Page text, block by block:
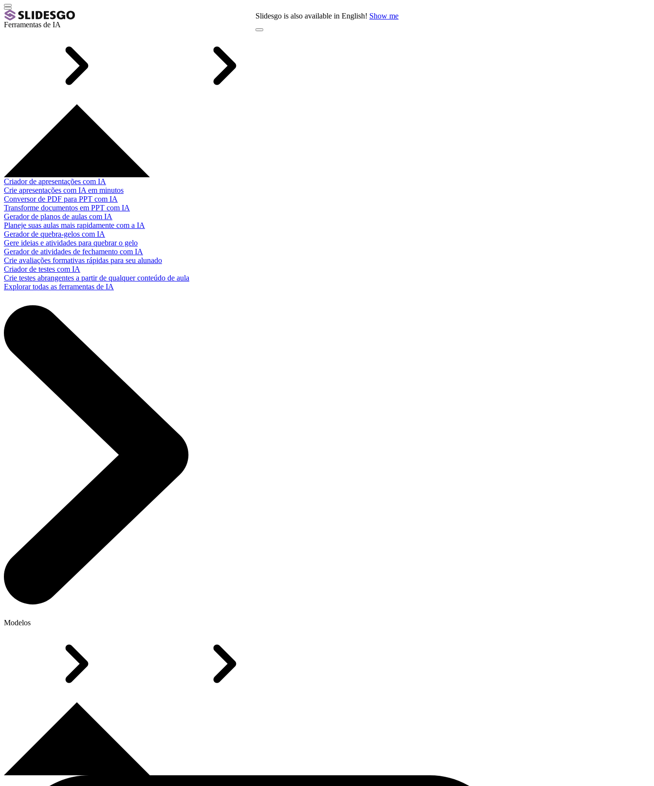
Slidesgo is also available in English! Show me
Ferramentas de IA
Criador de apresentações com IA
Crie apresentações com IA em minutos
Conversor de PDF para PPT com IA
Transforme documentos em PPT com IA
Gerador de planos de aulas com IA
Planeje suas aulas mais rapidamente com a IA
Gerador de quebra-gelos com IA
Gere ideias e atividades para quebrar o gelo
Gerador de atividades de fechamento com IA
Crie avaliações formativas rápidas para seu alunado
Criador de testes com IA
Crie testes abrangentes a partir de qualquer conteúdo de aula
Explorar todas as ferramentas de IA
Modelos